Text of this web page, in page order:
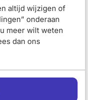
altijd wijzigen of
onderaan
meer wilt weten
dan ons
huid of de
en irritaties. De
en heeft een zeer
is
roller
dan de Vichy